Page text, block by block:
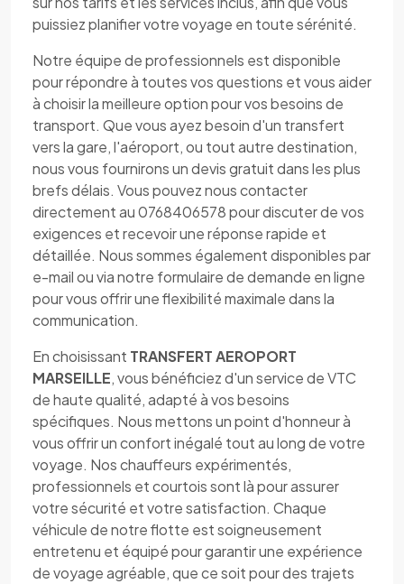
puissiez planifier votre voyage en toute sérénité.
Notre équipe de professionnels est disponible
pour répondre à toutes vos questions et vous aider
à choisir la meilleure option pour vos besoins de
transport. Que vous ayez besoin d'un transfert
vers la gare, l'aéroport, ou tout autre destination,
nous vous fournirons un devis gratuit dans les plus
brefs délais. Vous pouvez nous contacter
directement au 0768406578 pour discuter de vos
exigences et recevoir une réponse rapide et
détaillée. Nous sommes également disponibles par
e-mail ou via notre formulaire de demande en ligne
pour vous offrir une flexibilité maximale dans la
communication.
En choisissant TRANSFERT AEROPORT
MARSEILLE, vous bénéficiez d'un service de VTC
de haute qualité, adapté à vos besoins
spécifiques. Nous mettons un point d'honneur à
vous offrir un confort inégalé tout au long de votre
voyage. Nos chauffeurs expérimentés,
professionnels et courtois sont là pour assurer
votre sécurité et votre satisfaction. Chaque
véhicule de notre flotte est soigneusement
entretenu et équipé pour garantir une expérience
de voyage agréable, que ce soit pour des trajets